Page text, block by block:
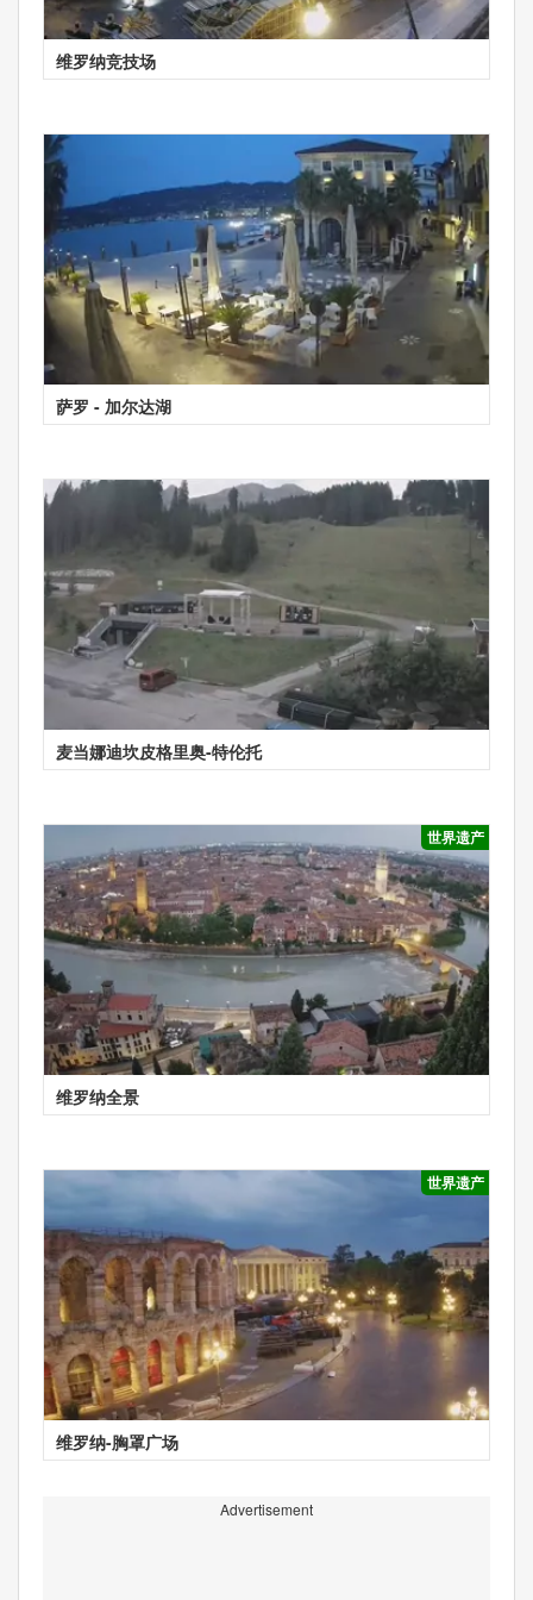
维罗纳竞技场
萨罗 - 加尔达湖
麦当娜迪坎皮格里奥-特伦托
世界遗产
维罗纳全景
世界遗产
维罗纳-胸罩广场
Advertisement